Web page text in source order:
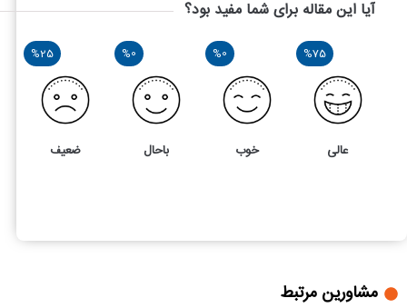
آیا این مقاله برای شما مفید بود؟
%75
عالی
%0
خوب
%0
باحال
%25
ضعیف
مشاورین مرتبط